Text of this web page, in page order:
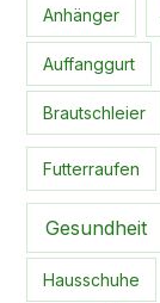
Anhänger
Auffanggurt
Brautschleier
Futterraufen
Gesundheit
Hausschuhe